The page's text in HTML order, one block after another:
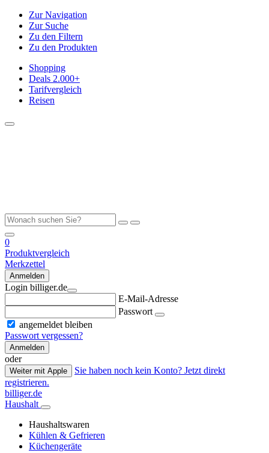
Zur Navigation
Zur Suche
Zu den Filtern
Zu den Produkten
Shopping
Deals 2.000+
Tarifvergleich
Reisen
0
Produktvergleich
Merkzettel
Anmelden
Login billiger.de
E-Mail-Adresse
Passwort
angemeldet bleiben
Passwort vergessen?
Anmelden
oder
Weiter mit Apple
Sie haben noch kein Konto? Jetzt direkt
registrieren.
billiger.de
Haushalt
Haushaltswaren
Kühlen & Gefrieren
Küchengeräte